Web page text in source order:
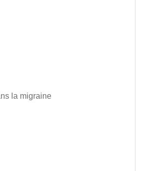
la migraine